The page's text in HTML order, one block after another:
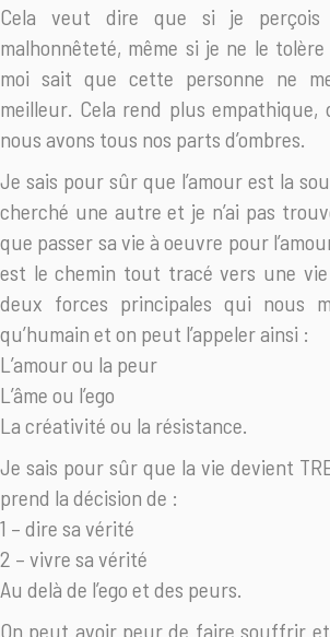
Cela veut dire que si je perçois
malhonnêteté, même si je ne le
moi sait que cette personne ne
meilleur. Cela rend plus empathique,
nous avons tous nos parts d’ombres.
Je sais pour sûr que l’amour est la
cherché une autre et je n’ai pas
que passer sa vie à oeuvre pour
est le chemin tout tracé vers une
deux forces principales qui nous
qu’humain et on peut l’appeler ainsi :
L’amour ou la peur
L’âme ou l’ego
La créativité ou la résistance.
Je sais pour sûr que la vie devient
prend la décision de :
1 – dire sa vérité
2 – vivre sa vérité
Au delà de l’ego et des peurs.
On peut avoir peur de faire souffrir et